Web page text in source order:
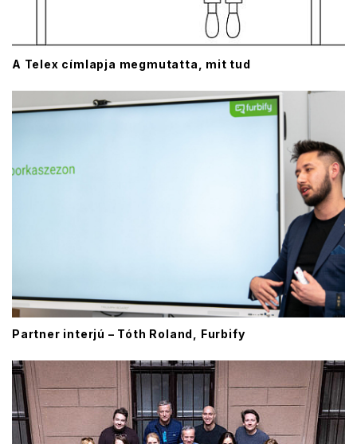
A Telex címlapja megmutatta, mit tud
Partner interjú – Tóth Roland, Furbify